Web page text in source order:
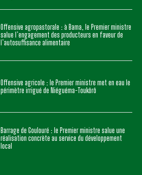
Offensive agropastorale : à Bama, le Premier ministre
salue l’engagement des producteurs en faveur de
l’autosuffisance alimentaire
Offensive agricole : le Premier ministre met en eau le
périmètre irrigué de Niéguéma-Toukôrô
Barrage de Goulouré : le Premier ministre salue une
réalisation concrète au service du développement
local